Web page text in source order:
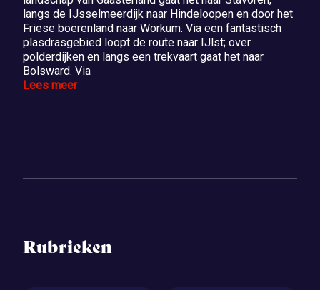
langs de IJsselmeerdijk naar Hindeloopen en door het
Friese boerenland naar Workum. Via een fantastisch
plasdrasgebied loopt de route naar IJlst; over
polderdijken en langs een trekvaart gaat het naar
Bolsward. Via
Lees meer
Rubrieken